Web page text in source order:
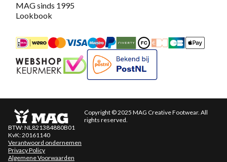
MAG sinds 1995
Lookbook
iDEALMastercardBancontact
Maestro
PayPalRiverty/Afterpay
FashionCheque
Overboeking
CarteApple
Keurmerk
Copyright © 2025 MAG Creative Footwear. All
rights reserved.
BTW: NL821384880B01
KvK: 20161140
Verantwoord ondernemen
Privacy Policy
Algemene Voorwaarden